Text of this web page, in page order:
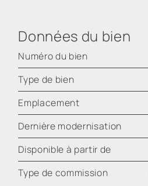
Données du bien
Numéro du bien
Type de bien
Emplacement
Dernière modernisation
Disponible à partir de
Type de commission